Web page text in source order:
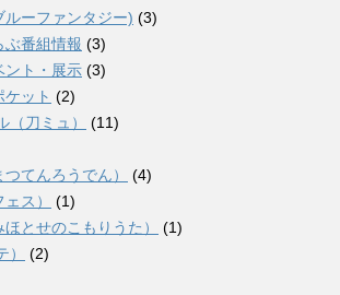
ルーファンタジー) (3)
ぶ番組情報 (3)
ント・展示 (3)
ット (2)
（刀ミュ）
(11)
てんろうでん）
(4)
ス）
(1)
とせのこもりうた）
(1)
(2)